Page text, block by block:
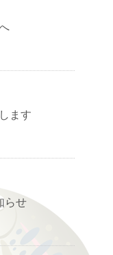
ます
らせ